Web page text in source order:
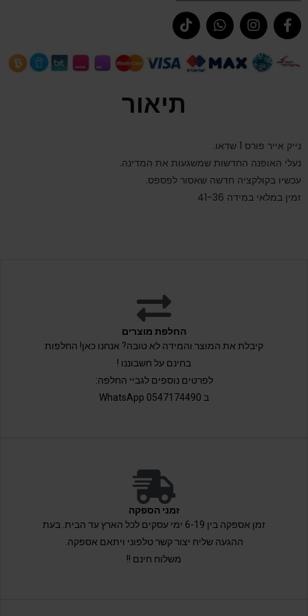
תיאור
נייק אייר פורס 1 שדאו.
נעלי האופנה החדשות שמשגעות את המדינה.
עכשיו בקולקציה חדשה שאסור לפספס.
זמין במלאי במידה 41-36
החלפת מוצרים
קיבלת את המוצר והמידה לא טובה? אנחנו כאן! החלפות
בחינם על חשבוננו !
לפרטים נוספים לגביי החלפה:
ב 0547174490 WhatsApp
זמני הספקה
זמן אספקה בין 6-19 ימי עסקים לכל הארץ עד הבית. בעת
ההגעה שליח יצור קשר טלפוני ויתאם אספקה.
משלוח חינם !!